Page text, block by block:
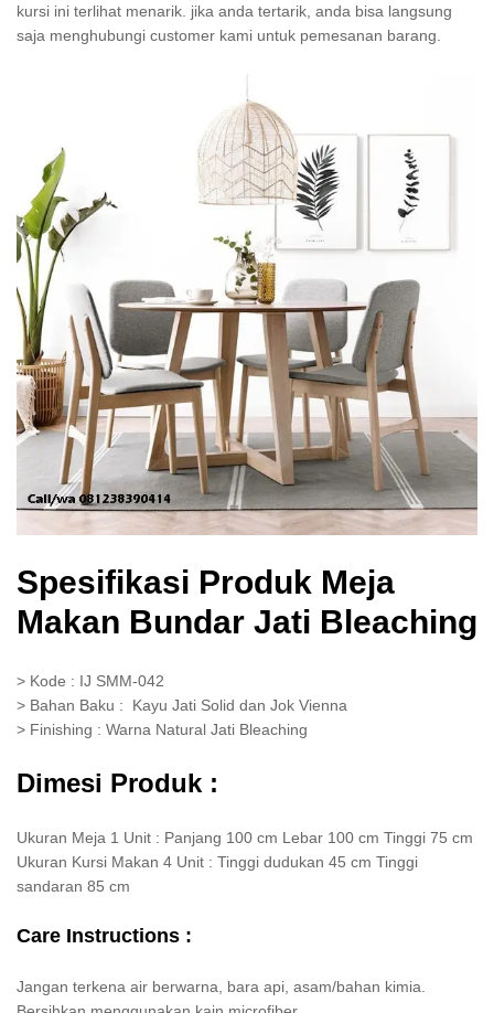
kursi ini terlihat menarik. jika anda tertarik, anda bisa langsung
saja menghubungi customer kami untuk pemesanan barang.
Spesifikasi Produk Meja
Makan Bundar Jati Bleaching
> Kode : IJ SMM-042
> Bahan Baku : Kayu Jati Solid dan Jok Vienna
> Finishing : Warna Natural Jati Bleaching
Dimesi Produk :
Ukuran Meja 1 Unit : Panjang 100 cm Lebar 100 cm Tinggi 75 cm
Ukuran Kursi Makan 4 Unit : Tinggi dudukan 45 cm Tinggi
sandaran 85 cm
Care Instructions :
Jangan terkena air berwarna, bara api, asam/bahan kimia.